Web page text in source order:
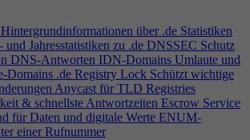
Hintergrundinformationen über .de Statistiken
und Jahresstatistiken zu .de DNSSEC Schutz
DNS-Antworten IDN-Domains Umlaute und
Domains .de Registry Lock Schützt wichtige
Anycast für TLD Registries
& schnellste Antwortzeiten Escrow Service
für Daten und digitale Werte ENUM-
einer Rufnummer